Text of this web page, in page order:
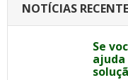
NOTÍCIAS
Se
ajuda